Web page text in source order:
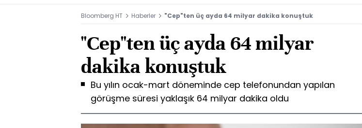
Bloomberg HT Haberler "Cep"ten üç ayda 64 milyar dakika konuştuk
"Cep"ten üç ayda 64 milyar
dakika konuştuk
Bu yılın ocak-mart döneminde cep telefonundan yapılan
görüşme süresi yaklaşık 64 milyar dakika oldu